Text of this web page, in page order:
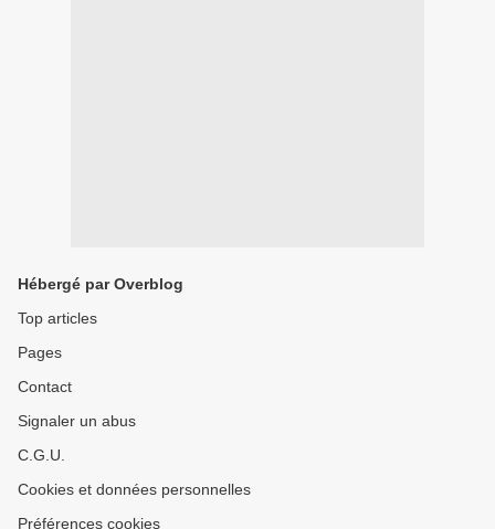
Hébergé par Overblog
Top articles
Pages
Contact
Signaler un abus
C.G.U.
Cookies et données personnelles
Préférences cookies